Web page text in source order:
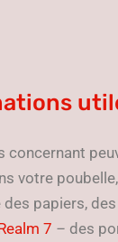
votre
papiers,
7 – des